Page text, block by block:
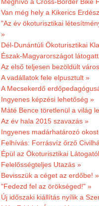
Van még hely a Kikerics
"Az év ökoturisztikai
»
Dél-Dunántúli Ökoturisztikai
Észak-Magyarországot
Az első teljesen bezöldült
A vadállatok fele elpusztult »
A Mecsekerdő
Ingyenes képzési lehetőség »
Máté Bence töretlenül a világ
Az év hala 2015 szavazás »
Ingyenes madárhatározó
Felhívás: Forrásvíz őrző
Épül az Ökoturisztikai
Felelősségteljes Utazás »
Bevisszük a céget az erdőbe! »
"Fedezd fel az örökséged!" »
Új időszaki kiállítás nyílik a